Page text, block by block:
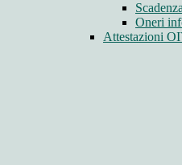
Oneri
Attestazioni